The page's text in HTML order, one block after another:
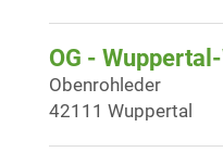
OG -
Obenrohleder
42111 Wuppertal